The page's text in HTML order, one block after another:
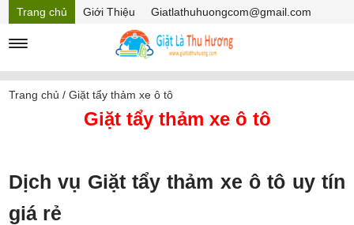
Trang chủ Giới Thiệu
Giatlathuhuongcom@gmail.com
Mã Giảm giá
Trang chủ /Giặt tẩy thảm xe ô tô
Giặt tẩy thảm xe ô tô
Dịch vụ Giặt tẩy thảm xe ô tô uy tín
giá rẻ